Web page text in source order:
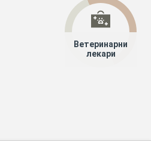
Ветеринарни
лекари